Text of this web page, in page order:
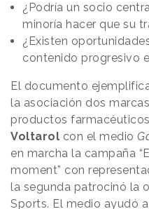
¿Podría un socio
minoría hacer que su
¿Existen
contenido progresivo
El documento
la asociación dos
productos farmacéuticos
Voltarol con el medio
en marcha la campaña
moment” con
la segunda patrocinó la
Sports. El medio ayudó